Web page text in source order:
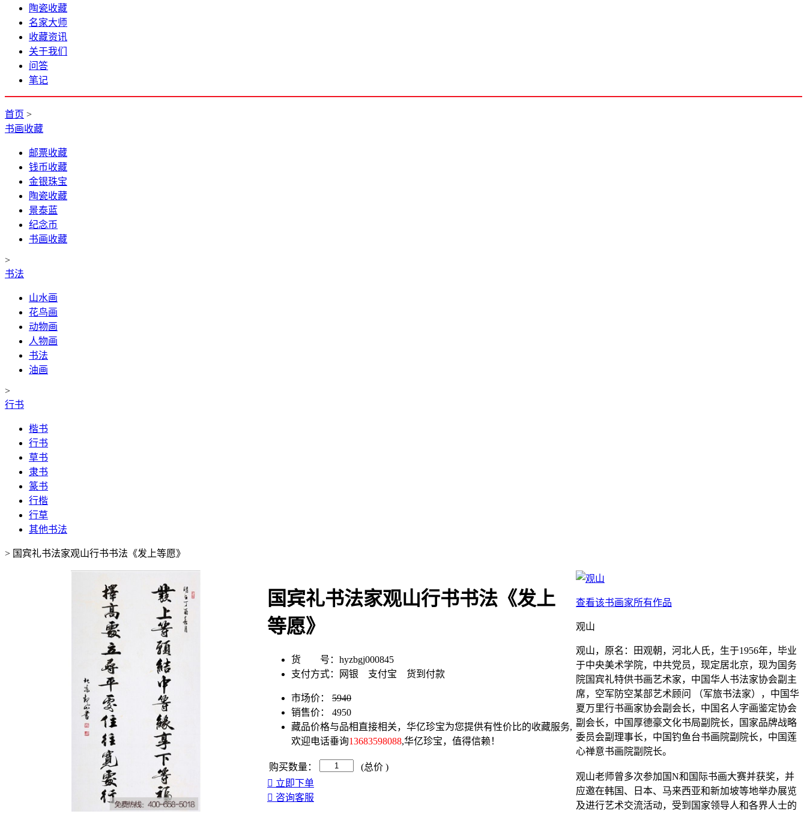
陶瓷收藏
名家大师
收藏资讯
关于我们
问答
笔记
首页 >
书画收藏
邮票收藏
钱币收藏
金银珠宝
陶瓷收藏
景泰蓝
纪念币
书画收藏
>
书法
山水画
花鸟画
动物画
人物画
书法
油画
>
行书
楷书
行书
草书
隶书
篆书
行楷
行草
其他书法
> 国宾礼书法家观山行书书法《发上等愿》
国宾礼书法家观山行书书法《发上
等愿》
货 号： hyzbgj000845
支付方式：
网银 支付宝 货到付款
市场价：
5940
销售价：
4950
藏品价格与品相直接相关，华亿珍宝为您提供有性价比的收藏服务,
欢迎电话垂询13683598088,华亿珍宝，值得信赖！
购买数量： (总价 )
立即下单
咨询客服
查看该书画家所有作品
观山
观山，原名：田观朝，河北人氏，生于1956年，毕业
于中央美术学院，中共党员，现定居北京，现为国务
院国宾礼特供书画艺术家，中国华人书法家协会副主
席，空军防空某部艺术顾问 （军旅书法家），中国华
夏万里行书画家协会副会长，中国名人字画鉴定协会
副会长，中国厚德豪文化书局副院长，国家品牌战略
委员会副理事长，中国钓鱼台书画院副院长，中国莲
心禅意书画院副院长。
观山老师曾多次参加国N和国际书画大赛并获奖，并
应邀在韩国、日本、马来西亚和新加坡等地举办展览
及进行艺术交流活动，受到国家领导人和各界人士的